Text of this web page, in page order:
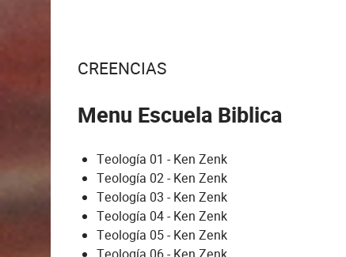
CREENCIAS
Menu Escuela Biblica
Teología 01 - Ken Zenk
Teología 02 - Ken Zenk
Teología 03 - Ken Zenk
Teología 04 - Ken Zenk
Teología 05 - Ken Zenk